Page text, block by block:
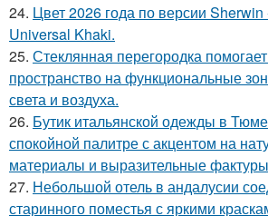
24. Цвет 2026 года по версии
Universal Khaki.
25. Стеклянная перегородка
пространство на функциональные
света и воздуха.
26. Бутик итальянской одежды в
спокойной палитре с акцентом на
материалы и выразительные
27. Небольшой отель в андалусии
старинного поместья с яркими